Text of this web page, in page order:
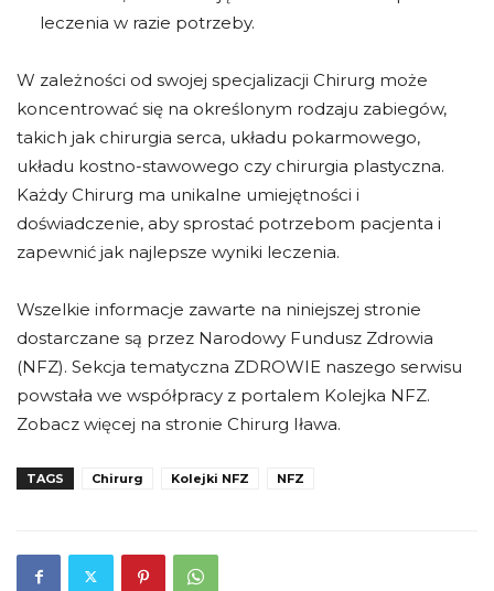
leczenia w razie potrzeby.
W zależności od swojej specjalizacji Chirurg może
koncentrować się na określonym rodzaju zabiegów,
takich jak chirurgia serca, układu pokarmowego,
układu kostno-stawowego czy chirurgia plastyczna.
Każdy Chirurg ma unikalne umiejętności i
doświadczenie, aby sprostać potrzebom pacjenta i
zapewnić jak najlepsze wyniki leczenia.
Wszelkie informacje zawarte na niniejszej stronie
dostarczane są przez Narodowy Fundusz Zdrowia
(NFZ). Sekcja tematyczna ZDROWIE naszego serwisu
powstała we współpracy z portalem Kolejka NFZ.
Zobacz więcej na stronie Chirurg Iława.
TAGS Chirurg Kolejki NFZ NFZ